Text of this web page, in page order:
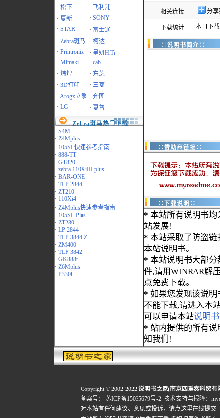
· 松下 ·
飞利浦
· 夏新 · SONY
· STAR · 富士通
· Zebra斑马 · 柯达
· Printronix · 呈妍HiTi
· Mimaki · cab
· 炜煌 · 东芝
· 3D打印 · 三菱
· Arogx立象 · 奔图
· LG · 夏普
Zebra斑马热门下载
· S4M
· Z4Mplus
· 105SL快速参考指南
· 888-TT
· GT820
· zebra 110XiIII plus
· BAR-ONE
· TLP 2844
· ZT210
· 110Xi4
· Z4Mplus快速参考指南
· 105SL Plus
· ZT230
· LP 2844
· TLP 3844-Z
· ZM400
· TLP 3842
· GK888t
· Z6Mplus
· P330i
相关连接 分享
下载统计 本日下
∷说明书简介∷
∷赞助商链接∷
∷下载说明∷
* 本站所有说明书均
站发展!
* 本站采取了防盗链
本站说明书。
* 本站说明书大部分
件,请用WINRAR解
点免费下载。
* 如果您发现该说明
不能下载,请进入本
可以申请本站说明
* 站内提供的所有
知我们!
Copyright © 2002-2022 说明书之家(南京四重奏科贸有
备案号：
苏ICP备15035679号-2 技术支持与报障：
对本站有任何建议、意见或投诉， 请点这里在线提交